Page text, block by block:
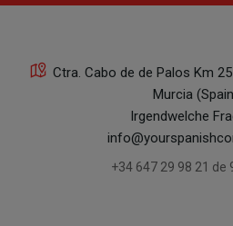
Ctra. Cabo de de Palos Km
Murcia
Irgendwelche
+34 647 29 98 21 de